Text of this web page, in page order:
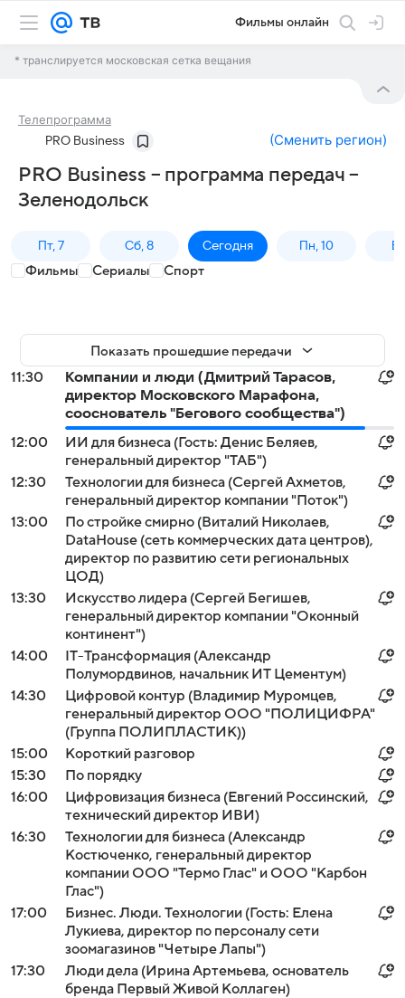
Фильмы онлайн
* транслируется московская сетка вещания
Телепрограмма
PRO Business (Сменить регион)
PRO Business – программа передач –
Зеленодольск
Пт, 7 Сб, 8 Сегодня Пн, 10
Фильмы Сериалы Спорт
Показать прошедшие передачи
11:30
Компании и люди (Дмитрий Тарасов,
директор Московского Марафона,
сооснователь "Бегового сообщества")
12:00
ИИ для бизнеса (Гость: Денис Беляев,
генеральный директор "ТАБ")
12:30
Технологии для бизнеса (Сергей Ахметов,
генеральный директор компании "Поток")
13:00
По стройке смирно (Виталий Николаев,
DataHouse (сеть коммерческих дата центров),
директор по развитию сети региональных
ЦОД)
13:30
Искусство лидера (Сергей Бегишев,
генеральный директор компании "Оконный
континент")
14:00
IT-Трансформация (Александр
Полумордвинов, начальник ИТ Цементум)
14:30
Цифровой контур (Владимир Муромцев,
генеральный директор ООО "ПОЛИЦИФРА"
(Группа ПОЛИПЛАСТИК))
15:00
Короткий разговор
15:30
По порядку
16:00
Цифровизация бизнеса (Евгений Россинский,
технический директор ИВИ)
16:30
Технологии для бизнеса (Александр
Костюченко, генеральный директор
компании ООО "Термо Глас" и ООО "Карбон
Глас")
17:00
Бизнес. Люди. Технологии (Гость: Елена
Лукиева, директор по персоналу сети
зоомагазинов "Четыре Лапы")
17:30
Люди дела (Ирина Артемьева, основатель
бренда Первый Живой Коллаген)